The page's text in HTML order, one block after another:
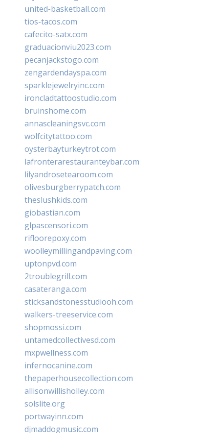
united-basketball.com
tios-tacos.com
cafecito-satx.com
graduacionviu2023.com
pecanjackstogo.com
zengardendayspa.com
sparklejewelryinc.com
ironcladtattoostudio.com
bruinshome.com
annascleaningsvc.com
wolfcitytattoo.com
oysterbayturkeytrot.com
lafronterarestauranteybar.com
lilyandrosetearoom.com
olivesburgberrypatch.com
theslushkids.com
giobastian.com
glpascensori.com
rifloorepoxy.com
woolleymillingandpaving.com
uptonpvd.com
2troublegrill.com
casateranga.com
sticksandstonesstudiooh.com
walkers-treeservice.com
shopmossi.com
untamedcollectivesd.com
mxpwellness.com
infernocanine.com
thepaperhousecollection.com
allisonwillisholley.com
solslite.org
portwayinn.com
djmaddogmusic.com